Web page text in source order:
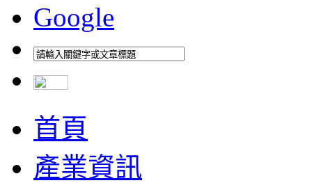
Google
首頁
產業資訊